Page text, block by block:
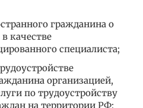
гражданина о
качестве
специалиста;
организацией,
по трудоустройству
на территории РФ;